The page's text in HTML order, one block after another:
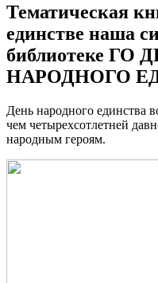
Тематическая
единстве наша
библиотеке
НАРОДНОГО
День народного единства
чем четырехсотлетней
народным героям.